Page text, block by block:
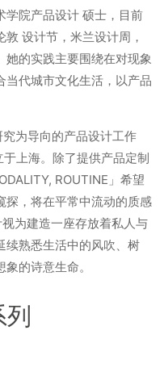
学院产品设计 硕士，目前
设计节，米兰设计周，
的实践主要围绕在对现象
当代城市文化生活，以产品
为导向的产品设计工作
上海。除了提供产品定制
ROUTINE」希望
探，将在平常中流动的质感
为建造一座存放着私人与
续熟悉生活中的风吹、树
的诗意生命。
列